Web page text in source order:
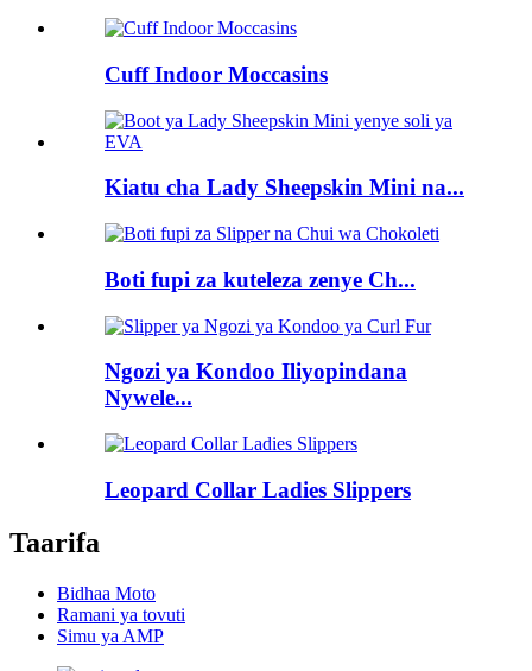
Cuff Indoor Moccasins
Kiatu cha Lady Sheepskin Mini na...
Boti fupi za kuteleza zenye Ch...
Ngozi ya Kondoo Iliyopindana
Nywele...
Leopard Collar Ladies Slippers
Taarifa
Bidhaa Moto
Ramani ya tovuti
Simu ya AMP